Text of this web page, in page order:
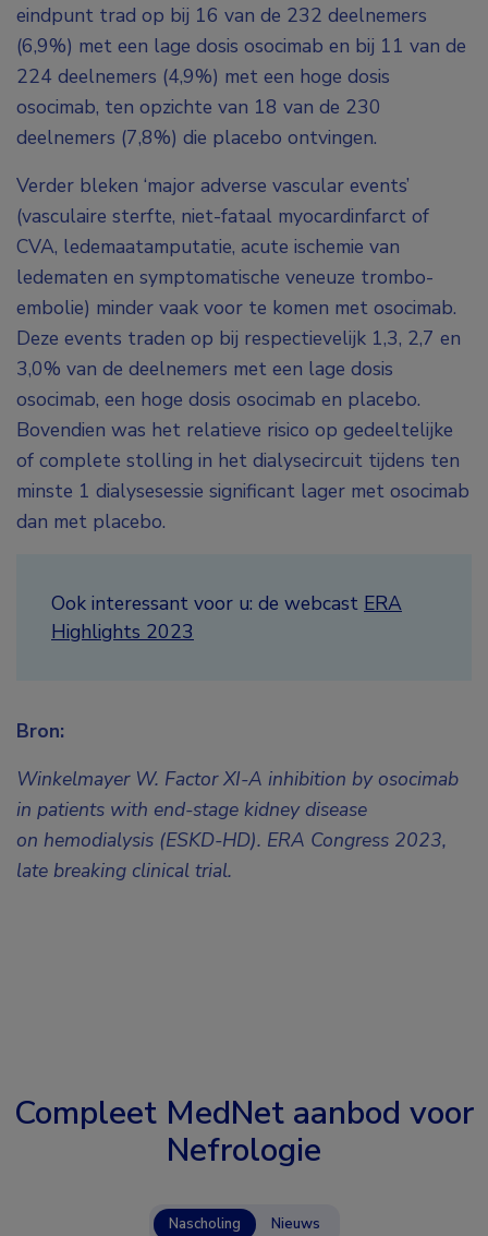
eindpunt trad op bij 16 van de 232 deelnemers
(6,9%) met een lage dosis osocimab en bij 11 van de
224 deelnemers (4,9%) met een hoge dosis
osocimab, ten opzichte van 18 van de 230
deelnemers (7,8%) die placebo ontvingen.
Verder bleken ‘major adverse vascular events’
(vasculaire sterfte, niet-fataal myocardinfarct of
CVA, ledemaatamputatie, acute ischemie van
ledematen en symptomatische veneuze trombo-
embolie) minder vaak voor te komen met osocimab.
Deze events traden op bij respectievelijk 1,3, 2,7 en
3,0% van de deelnemers met een lage dosis
osocimab, een hoge dosis osocimab en placebo.
Bovendien was het relatieve risico op gedeeltelijke
of complete stolling in het dialysecircuit tijdens ten
minste 1 dialysesessie significant lager met osocimab
dan met placebo.
Ook interessant voor u: de webcast ERA
Highlights 2023
Bron:
Winkelmayer W. Factor XI-A inhibition by osocimab
in patients with end-stage kidney disease
on hemodialysis (ESKD-HD). ERA Congress 2023,
late breaking clinical trial.
Compleet MedNet aanbod voor
Nefrologie
Nascholing Nieuws